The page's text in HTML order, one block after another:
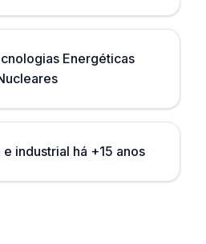
Energéticas
industrial há +15 anos